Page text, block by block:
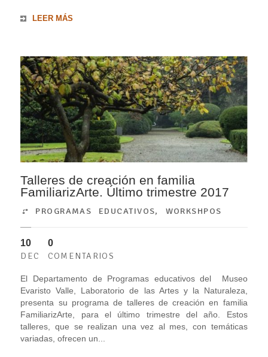
LEER MÁS
Talleres de creación en familia
FamiliarizArte. Último trimestre 2017
PROGRAMAS EDUCATIVOS, WORKSHPOS
10
DEC
0
COMENTARIOS
El Departamento de Programas educativos del Museo
Evaristo Valle, Laboratorio de las Artes y la Naturaleza,
presenta su programa de talleres de creación en familia
FamiliarizArte, para el último trimestre del año. Estos
talleres, que se realizan una vez al mes, con temáticas
variadas, ofrecen un...